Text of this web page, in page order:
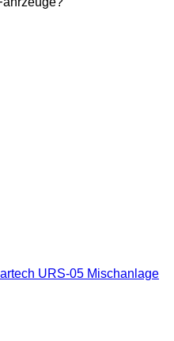
URS-05 Mischanlage